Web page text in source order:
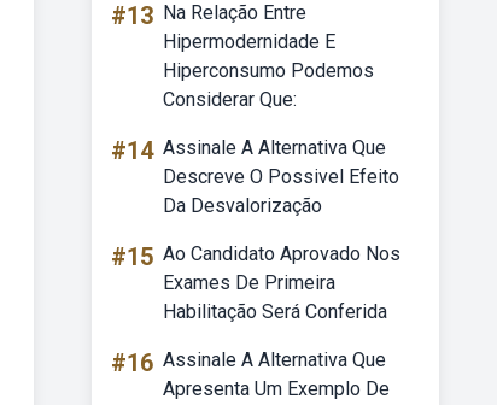
#13 Na Relação Entre
Hipermodernidade E
Hiperconsumo Podemos
Considerar Que:
#14 Assinale A Alternativa Que
Descreve O Possivel Efeito
Da Desvalorização
#15 Ao Candidato Aprovado Nos
Exames De Primeira
Habilitação Será Conferida
#16 Assinale A Alternativa Que
Apresenta Um Exemplo De